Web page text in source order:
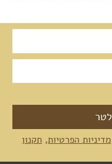
מדיניות הפרטיות, תקנון